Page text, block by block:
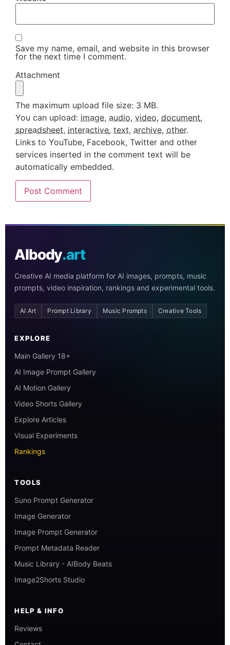
Save my name, email, and website in this browser
for the next time I comment.
Attachment
The maximum upload file size: 3 MB.
You can upload: image, audio, video, document,
spreadsheet, interactive, text, archive, other.
Links to YouTube, Facebook, Twitter and other
services inserted in the comment text will be
automatically embedded.
AIbody.art
Creative AI media platform for AI images, prompts, music
prompts, video inspiration, rankings and experimental tools.
AI Art Prompt Library Music Prompts Creative Tools
EXPLORE
Main Gallery 18+
AI Image Prompt Gallery
AI Motion Gallery
Video Shorts Gallery
Explore Articles
Visual Experiments
Rankings
TOOLS
Suno Prompt Generator
Image Generator
Image Prompt Generator
Prompt Metadata Reader
Music Library - AIBody Beats
Image2Shorts Studio
HELP & INFO
Reviews